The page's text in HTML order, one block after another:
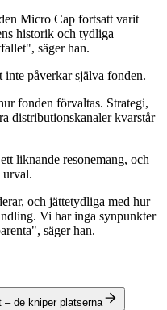
Micro Cap fortsatt varit
historik och tydliga
säger han.
inte påverkar själva fonden.
fonden förvaltas. Strategi,
distributionskanaler kvarstår
liknande resonemang, och
urval.
och jättetydliga med hur
Vi har inga synpunkter
säger han.
– de kniper platserna